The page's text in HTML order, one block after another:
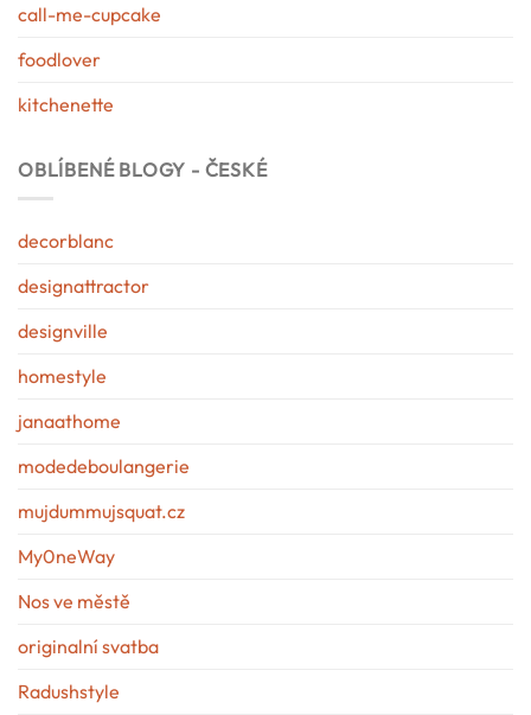
call-me-cupcake
foodlover
kitchenette
OBLÍBENÉ BLOGY - ČESKÉ
decorblanc
designattractor
designville
homestyle
janaathome
modedeboulangerie
mujdummujsquat.cz
My0neWay
Nos ve městě
originalní svatba
Radushstyle